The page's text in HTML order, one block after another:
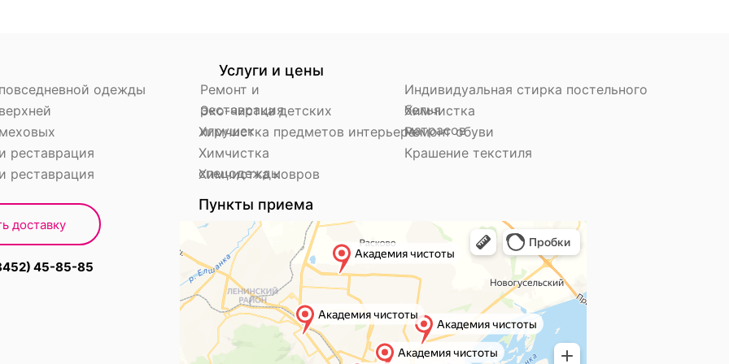
Химчистка предметов интерьера
реставрация
реставрация
Ремонт и
реставрация
Эко-чистка детских
игрушек
Индивидуальная стирка постельного
белья
одежды
Химчистка
матрасов
Услуги и цены
Ремонт обуви
Химчистка ковров
Крашение текстиля
Химчистка
спецодежды
45-85-85
доставку
Пункты приема